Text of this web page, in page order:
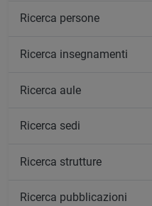
Ricerca persone
Ricerca insegnamenti
Ricerca aule
Ricerca sedi
Ricerca strutture
Ricerca pubblicazioni